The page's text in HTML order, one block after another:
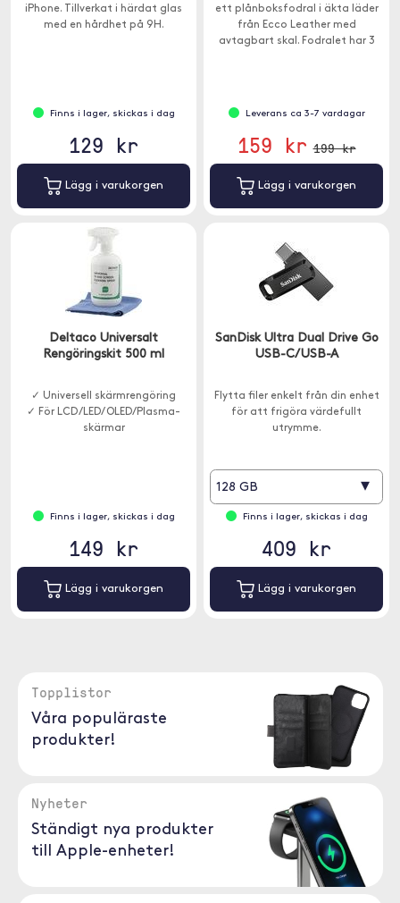
iPhone. Tillverkat i härdat glas
med en hårdhet på 9H.
Finns i lager, skickas i dag
129 kr
Lägg i varukorgen
ett plånboksfodral i äkta läder
från Ecco Leather med
avtagbart skal. Fodralet har 3
Leverans ca 3-7 vardagar
159 kr 199 kr
Lägg i varukorgen
Deltaco Universalt
Rengöringskit 500 ml
✓ Universell skärmrengöring
✓ För LCD /LED/ OLED/Plasma-
skärmar
Finns i lager, skickas i dag
149 kr
Lägg i varukorgen
SanDisk Ultra Dual Drive Go
USB-C/USB-A
Flytta filer enkelt från din enhet
för att frigöra värdefullt
utrymme.
128 GB ▾
Finns i lager, skickas i dag
409 kr
Lägg i varukorgen
Topplistor
Våra populäraste
produkter!
Nyheter
Ständigt nya produkter
till Apple-enheter!